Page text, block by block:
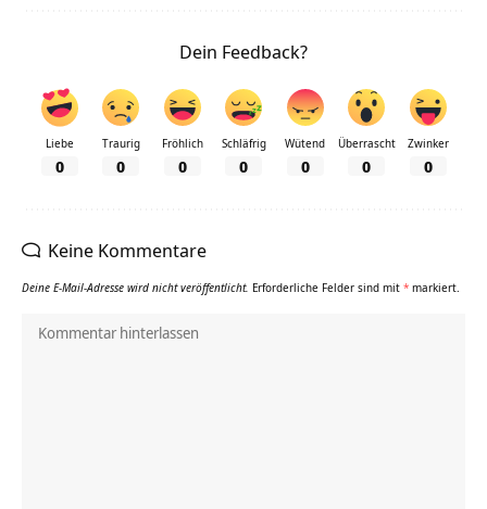
Dein Feedback?
Liebe
0
Traurig
0
Fröhlich
0
Schläfrig
0
Wütend
0
Überrascht
0
Zwinker
0
Keine Kommentare
Deine E-Mail-Adresse wird nicht veröffentlicht. Erforderliche Felder sind mit * markiert.